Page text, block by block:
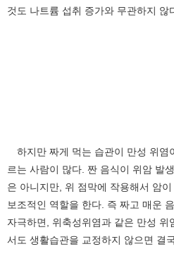
것도 나트륨 섭취 증가와 무관하지
하지만 짜게 먹는 습관이 만성 위염
르는 사람이 많다. 짠 음식이 위암 발
은 아니지만, 위 점막에 작용해서 암
보조적인 역할을 한다. 즉 짜고 매운
자극하면, 위축성위염과 같은 만성 위
서도 생활습관을 교정하지 않으면 결